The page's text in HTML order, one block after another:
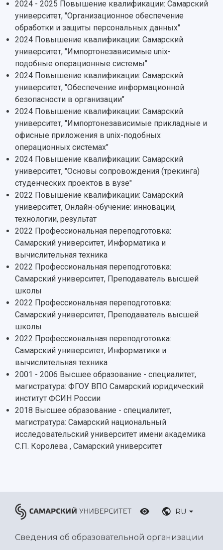
Ректорат
Кадровый резерв
Персоналии
Сотрудники и преподаватели
Заслуженные деятели
Структура университета
Институты и факультеты
Кафедры
Научные подразделения
Отделы и службы
Общественные организации
Институт искусственного интеллекта
Инжиниринговый центр
Аграрный карбоновый полигон
Архив
Фирменный стиль
Устойчивое развитие
Кампус
3D-тур по университету
Музеи
Учебный аэродром
Центр истории авиационных двигателей
Ботанический сад
Умный дом бабочек
Международный межвузовский кампус
Сведения об образовательной организации
Официальные документы
Газета "Полет"
Газета "Самарский университет"
Мы в соцсетях
Мультимедиа
Подкасты
Просветительский проект "Одержимы
Институты и факультеты
Образовательные программы
Профессорско-преподавательский состав
Расписание занятий
Стипендии
Тестирование иностранных граждан на
знание русского языка, истории России и
основ законодательства РФ
Платные образовательные услуги
Скидки на обучение
Подготовительные курсы
Библиотека
Видеолекции
Противодействие COVID-19
Научные проекты и темы
Аспирантура и докторантура
Справочные материалы
Научная инфраструктура
Научно-исследовательские подразделения
Структурная схема управления научно-
исследовательской деятельностью
Материальная база
Подразделения научного обслуживания
Организационные документы
Результаты научно-исследовательской
деятельности
Научно-технические разработки
Конкурсы научных проектов и грантов
Областной конкурс "Молодой учёный"
Отчеты о научно-исследовательской
деятельности
Журналы Самарского университета
Научные конференции
Патенты
Публикации и издания
Отчеты о проведенных конференциях
2024 - 2025 Повышение квалификации: Самарский
университет, "Организационное обеспечение
обработки и защиты персональных данных"
2024 Повышение квалификации: Самарский
университет, "Импортонезависимые unix-
подобные операционные системы"
2024 Повышение квалификации: Самарский
университет, "Обеспечение информационной
безопасности в организации"
2024 Повышение квалификации: Самарский
университет, "Импортонезависимые прикладные и
офисные приложения в unix-подобных
операционных системах"
2024 Повышение квалификации: Самарский
университет, "Основы сопровождения (трекинга)
студенческих проектов в вузе"
2022 Повышение квалификации: Самарский
университет, Онлайн-обучение: инновации,
технологии, результат
2022 Профессиональная переподготовка:
Самарский университет, Информатика и
вычислительная техника
2022 Профессиональная переподготовка:
Самарский университет, Преподаватель высшей
школы
2022 Профессиональная переподготовка:
Самарский университет, Преподаватель высшей
школы
2022 Профессиональная переподготовка:
Самарский университет, Информатики и
вычислительная техника
2001 - 2006 Высшее образование - специалитет,
магистратура: ФГОУ ВПО Самарский юридический
институт ФСИН России
2018 Высшее образование - специалитет,
магистратура: Самарский национальный
исследовательский университет имени академика
С.П. Королева , Самарский университет
RU
Сведения об образовательной организации